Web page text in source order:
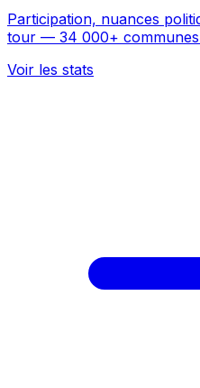
Participation, nuances
tour — 34 000+ communes
Voir les stats